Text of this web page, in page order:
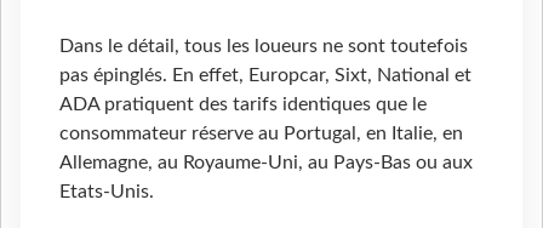
Dans le détail, tous les loueurs ne sont toutefois
pas épinglés. En effet, Europcar, Sixt, National et
ADA pratiquent des tarifs identiques que le
consommateur réserve au Portugal, en Italie, en
Allemagne, au Royaume-Uni, au Pays-Bas ou aux
Etats-Unis.